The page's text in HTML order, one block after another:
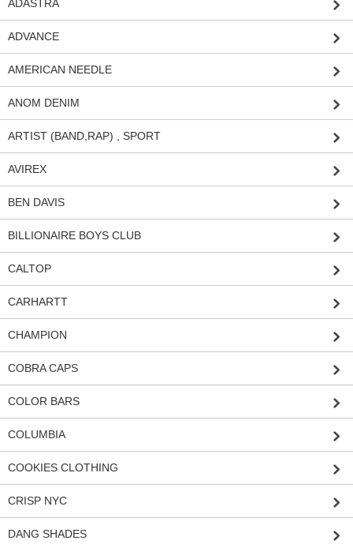
ADASTRA
ADVANCE
AMERICAN NEEDLE
ANOM DENIM
ARTIST (BAND,RAP) , SPORT
AVIREX
BEN DAVIS
BILLIONAIRE BOYS CLUB
CALTOP
CARHARTT
CHAMPION
COBRA CAPS
COLOR BARS
COLUMBIA
COOKIES CLOTHING
CRISP NYC
DANG SHADES